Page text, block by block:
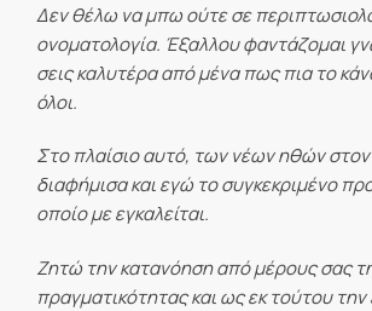
Δεν θέλω να μπω ούτε σε
ονοματολογία. Έξαλλου φαντάζομαι
σεις καλυτέρα από μένα πως πια το
όλοι.
Στο πλαίσιο αυτό, των νέων ηθών
διαφήμισα και εγώ το συγκεκριμένο
οποίο με εγκαλείται.
Ζητώ την κατανόηση από μέρους σας
πραγματικότητας και ως εκ τούτου την